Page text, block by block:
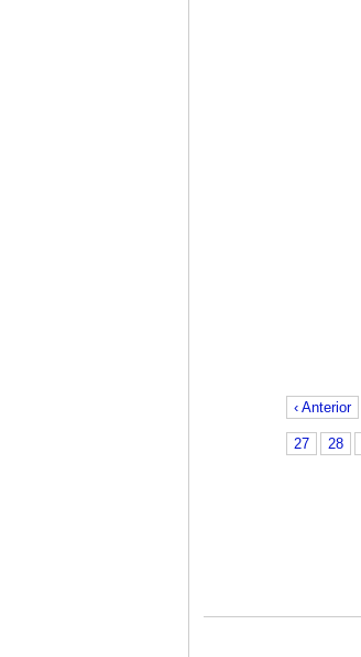
‹ Anterior
27 28